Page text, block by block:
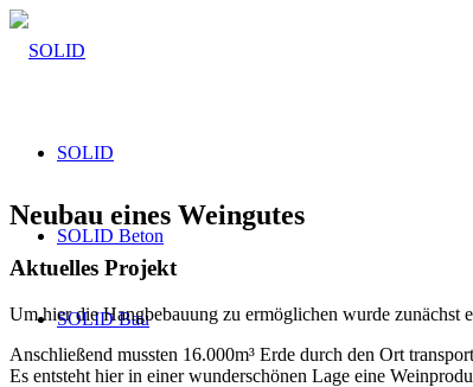
SOLID
SOLID Beton
SOLID Bau
Neubau eines Weingutes
Aktuelles Projekt
Um hier die Hangbebauung zu ermöglichen wurde zunächst
Anschließend mussten 16.000m³ Erde durch den Ort
Es entsteht hier in einer wunderschönen Lage eine